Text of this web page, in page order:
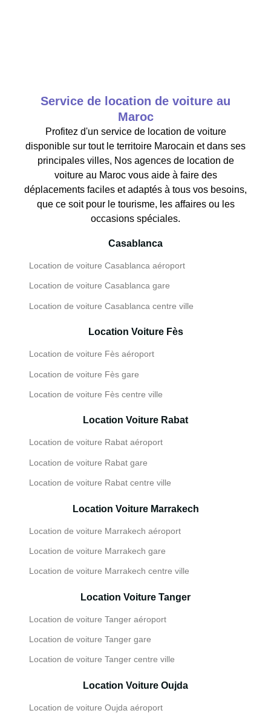
Service de location de voiture au
Maroc
Profitez d'un service de location de voiture
disponible sur tout le territoire Marocain et dans ses
principales villes, Nos agences de location de
voiture au Maroc vous aide à faire des
déplacements faciles et adaptés à tous vos besoins,
que ce soit pour le tourisme, les affaires ou les
occasions spéciales.
Casablanca
Location de voiture Casablanca aéroport
Location de voiture Casablanca gare
Location de voiture Casablanca centre ville
Location Voiture Fès
Location de voiture Fès aéroport
Location de voiture Fès gare
Location de voiture Fès centre ville
Location Voiture Rabat
Location de voiture Rabat aéroport
Location de voiture Rabat gare
Location de voiture Rabat centre ville
Location Voiture Marrakech
Location de voiture Marrakech aéroport
Location de voiture Marrakech gare
Location de voiture Marrakech centre ville
Location Voiture Tanger
Location de voiture Tanger aéroport
Location de voiture Tanger gare
Location de voiture Tanger centre ville
Location Voiture Oujda
Location de voiture Oujda aéroport